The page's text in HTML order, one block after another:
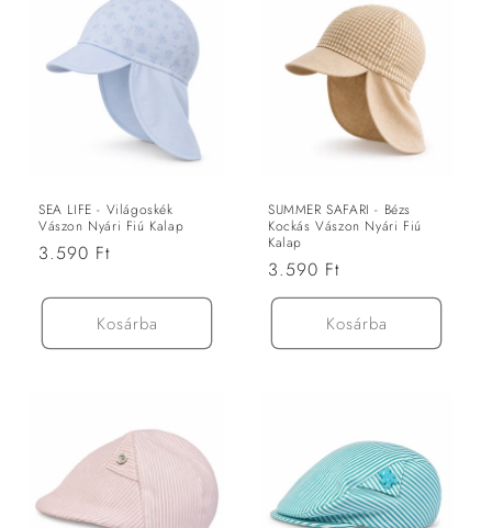
SEA LIFE - Világoskék
Vászon Nyári Fiú Kalap
Normál
3.590 Ft
Kosárba
SUMMER SAFARI - Bézs
Kockás Vászon Nyári Fiú
Kalap
Normál
ár
3.590 Ft
Kosárba